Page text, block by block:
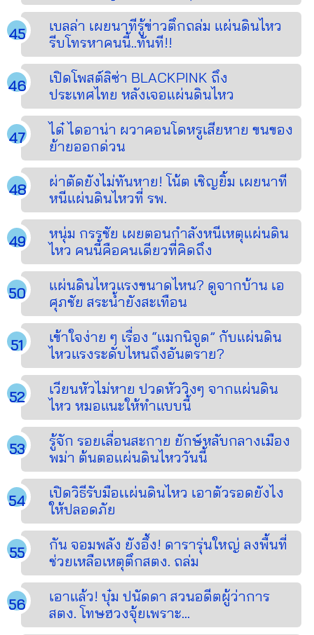
เบลล่า เผยนาทีรู้ข่าวตึกถล่ม แผ่นดินไหว
รีบโทรหาคนนี้..ทันที!!
เปิดโพสต์ลิซ่า BLACKPINK ถึง
ประเทศไทย หลังเจอแผ่นดินไหว
ได๋ ไดอาน่า ผวาคอนโดหรูเสียหาย ขนของ
ย้ายออกด่วน
ผ่าตัดยังไม่ทันหาย! โน้ต เชิญยิ้ม เผยนาที
หนีแผ่นดินไหวที่ รพ.
หนุ่ม กรรชัย เผยตอนกำลังหนีเหตุแผ่นดิน
ไหว คนนี้คือคนเดียวที่คิดถึง
แผ่นดินไหวแรงขนาดไหน? ดูจากบ้าน เอ
ศุภชัย สระน้ำยังสะเทือน
เข้าใจง่าย ๆ เรื่อง “แมกนิจูด” กับแผ่นดิน
ไหวแรงระดับไหนถึงอันตราย?
เวียนหัวไม่หาย ปวดหัววิงๆ จากแผ่นดิน
ไหว หมอแนะให้ทำแบบนี้
รู้จัก รอยเลื่อนสะกาย ยักษ์หลับกลางเมือง
พม่า ต้นตอแผ่นดินไหววันนี้
เปิดวิธีรับมือเเผ่นดินไหว เอาตัวรอดยังไง
ให้ปลอดภัย
กัน จอมพลัง ยังอึ้ง! ดารารุ่นใหญ่ ลงพื้นที่
ช่วยเหลือเหตุตึกสตง. ถล่ม
เอาแล้ว! บุ๋ม ปนัดดา สวนอดีตผู้ว่าการ
สตง. โทษฮวงจุ้ยเพราะ...